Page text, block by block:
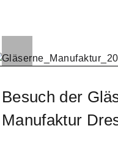
Besuch der
Manufaktur